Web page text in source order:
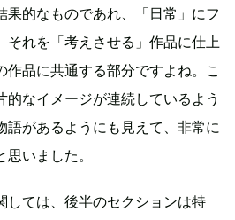
的なものであれ、「日常」にフ
それを「考えさせる」作品に仕上
作品に共通する部分ですよね。こ
なイメージが連続しているよう
語があるようにも見えて、非常に
思いました。
しては、後半のセクションは特